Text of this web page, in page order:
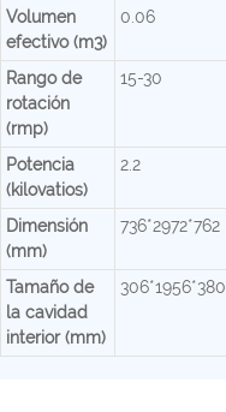
Volumen
efectivo (m3)
0.06
Rango de
rotación
(rmp)
15-30
Potencia
(kilovatios)
2.2
Dimensión
(mm)
736*2972*762
Tamaño de
la cavidad
interior (mm)
306*1956*380